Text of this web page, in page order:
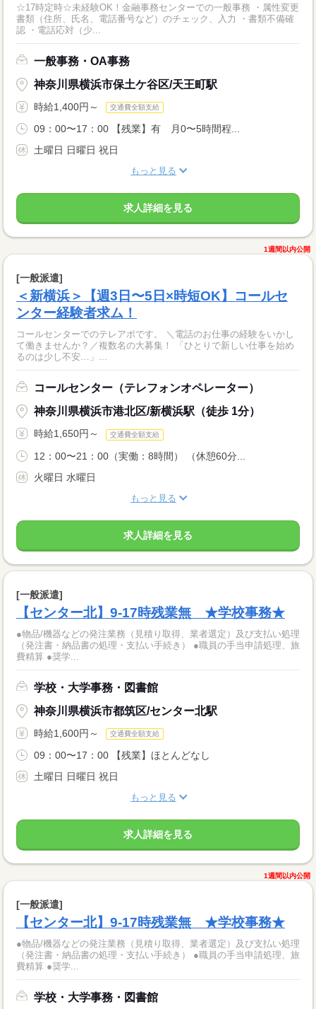
☆17時定時☆未経験OK！金融事務センターでの一般事務 ・属性変更
書類（住所、氏名、電話番号など）のチェック、入力 ・書類不備確
認 ・電話応対（少...
一般事務・OA事務
神奈川県横浜市保土ケ谷区/天王町駅
時給1,400円～ 交通費全額支給
09：00〜17：00 【残業】有 月0〜5時間程...
土曜日 日曜日 祝日
もっと見る
求人詳細を見る
1週間以内公開
[一般派遣]
＜新横浜＞【週3日〜5日×時短OK】コールセ
ンター経験者求ム！
コールセンターでのテレアポです。 ＼電話のお仕事の経験をいかし
て働きませんか？／複数名の大募集！ 「ひとりで新しい仕事を始め
るのは少し不安…」...
コールセンター（テレフォンオペレーター）
神奈川県横浜市港北区/新横浜駅（徒歩 1分）
時給1,650円～ 交通費全額支給
12：00〜21：00（実働：8時間） （休憩60分...
火曜日 水曜日
もっと見る
求人詳細を見る
[一般派遣]
【センター北】9-17時残業無 ★学校事務★
●物品/機器などの発注業務（見積り取得、業者選定）及び支払い処理
（発注書・納品書の処理・支払い手続き） ●職員の手当申請処理、旅
費精算 ●奨学...
学校・大学事務・図書館
神奈川県横浜市都筑区/センター北駅
時給1,600円～ 交通費全額支給
09：00〜17：00 【残業】ほとんどなし
土曜日 日曜日 祝日
もっと見る
求人詳細を見る
1週間以内公開
[一般派遣]
【センター北】9-17時残業無 ★学校事務★
●物品/機器などの発注業務（見積り取得、業者選定）及び支払い処理
（発注書・納品書の処理・支払い手続き） ●職員の手当申請処理、旅
費精算 ●奨学...
学校・大学事務・図書館